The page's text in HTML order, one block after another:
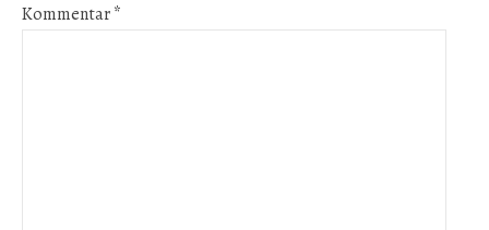
Kommentar*